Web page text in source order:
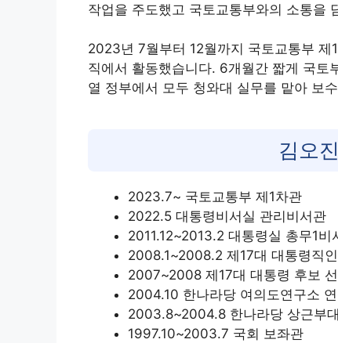
작업을 주도했고 국토교통부와의 소통을
2023년 7월부터 12월까지 국토교통부
직에서 활동했습니다. 6개월간 짧게 국토
열 정부에서 모두 청와대 실무를 맡아 보
김오
2023.7~ 국토교통부 제1차관
2022.5 대통령비서실 관리비서관
2011.12~2013.2 대통령실 총무1비
2008.1~2008.2 제17대 대통령직
2007~2008 제17대 대통령 후보
2004.10 한나라당 여의도연구소
2003.8~2004.8 한나라당 상근부
1997.10~2003.7 국회 보좌관